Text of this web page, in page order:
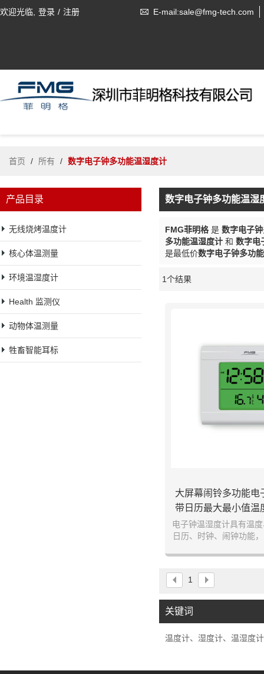
欢迎光临, 登录 / 注册 E-mail:sale@fmg-tech.com
首页 / 所有 / 数字电子钟多功能温湿度计
产品目录
无线烧烤温度计
核心体温测量
环境温湿度计
Health 监测仪
动物体温测量
牲畜智能耳标
数字电子钟多功能温湿
FMG菲明格是 数字电子
多功能温湿度计 和 数字电
是最低价数字电子钟多功
1个结果
大屏幕闹铃多功能电
带日历最大最小值温
功能
电子钟温湿度计具有温
日历、时钟、闹钟功能
1
关键词
温度计、湿度计、温湿度计